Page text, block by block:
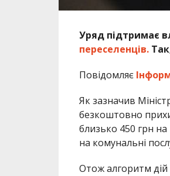
Уряд підтримає
переселенців.
Повідомляє
Як зазначив
безкоштовно
близько 450 грн на
на комунальні
Отож алгоритм дій